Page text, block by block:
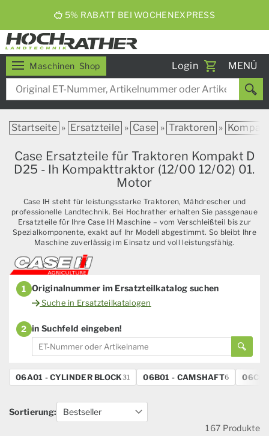
ERNTEBIER 2026
Maschinen Shop Login
Toggle
MENÜ
Startseite » Ersatzteile » Case » Traktoren »
Case Ersatzteile für Traktoren Kompakt D
D25 - Ih Kompakttraktor (12/00 12/02) 01.
Motor
Case IH steht für leistungsstarke Traktoren, Mähdrescher und
professionelle Landtechnik. Bei Hochrather erhalten Sie passgenaue
Ersatzteile für Ihre Case IH Maschine – vom Verschleißteil bis zur
Spezialkomponente, exakt auf Ihr Modell abgestimmt. So bleibt Ihre
Maschine zuverlässig im Einsatz und voll leistungsfähig.
1 Originalnummer im Ersatzteilkatalog suchen
Suche in Ersatzteilkatalogen
2 in Suchfeld eingeben!
06A01 - CYLINDER BLOCK31 06B01 - CAMSHAFT6
Sortierung:
167 Produkte